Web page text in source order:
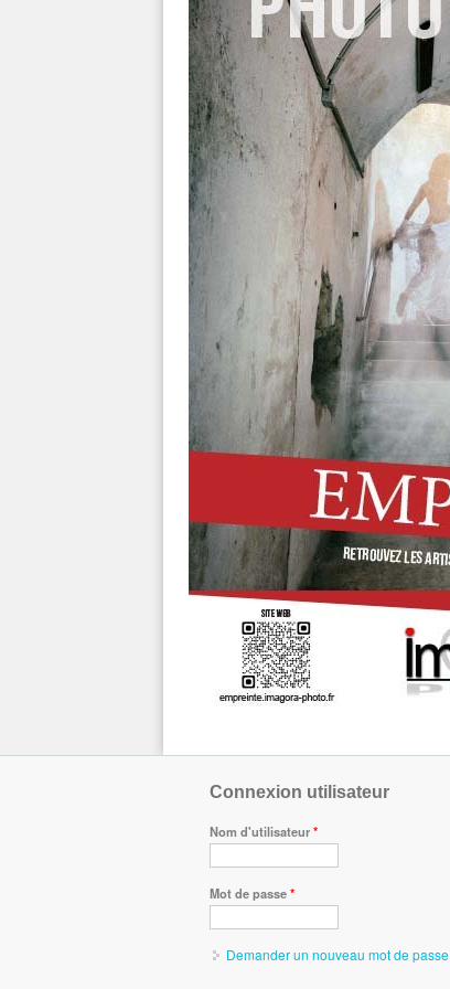
Connexion utilisateur
Nom d'utilisateur*
Mot de passe*
Demander un nouveau mot de passe